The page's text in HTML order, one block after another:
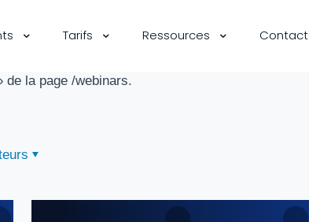
Tarifs Ressources Contact
de la page /webinars.